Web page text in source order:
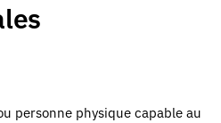
personne physique capable au